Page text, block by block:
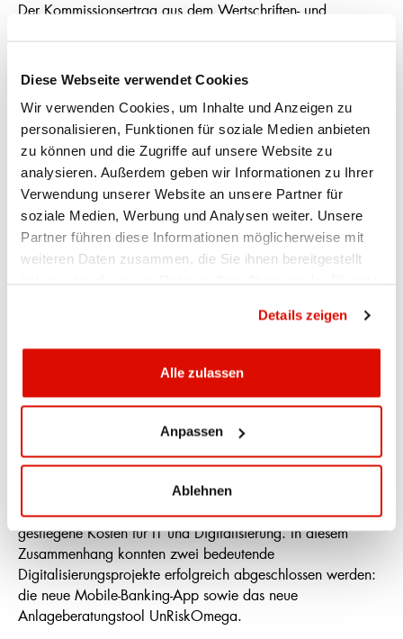
Diese Webseite verwendet Cookies
Wir verwenden Cookies, um Inhalte und Anzeigen zu
personalisieren, Funktionen für soziale Medien anbieten
zu können und die Zugriffe auf unsere Website zu
analysieren. Außerdem geben wir Informationen zu Ihrer
Verwendung unserer Website an unsere Partner für
soziale Medien, Werbung und Analysen weiter. Unsere
Partner führen diese Informationen möglicherweise mit
weiteren Daten zusammen, die Sie ihnen bereitgestellt
Details zeigen
Alle zulassen
Anpassen
Ablehnen
Der Kommissionsertrag aus dem Wertschriften- und
Ausbau des Anlagegeschäfts; die ersten Massnahmen
der modernsten Beratungstools der Schweiz ein, unsere
Mitarbeitenden sind hervorragend ausgebildet und immer
mehr Kundinnen und Kunden schenken uns ihr Vertrauen
und berücksichtigen uns als ihre Anlagebank.» Treiber
waren sowohl neue Mandate in der Vermögensverwaltung
als auch in der Anlageberatung. Ebenso hat das im
Jubiläumsjahr neu lancierte KB-Zertifikat Pro
Appenzellerland positiv zum Ergebnis beigetragen. Folglich
MEHR PERSONAL UND GEZIELTE
regulatorischen Vorgaben machten einen Ausbau des
Personalbestands erforderlich, was zu höheren
entsprechend um 6,6% auf CHF 13 Mio. Der höhere
Sachaufwand war von Einmaleffekten geprägt: einerseits
durch die Jubiläumsaktivitäten, andererseits durch
gestiegene Kosten für IT und Digitalisierung. In diesem
Zusammenhang konnten zwei bedeutende
Digitalisierungsprojekte erfolgreich abgeschlossen werden:
die neue Mobile-Banking-App sowie das neue
Anlageberatungstool UnRiskOmega.